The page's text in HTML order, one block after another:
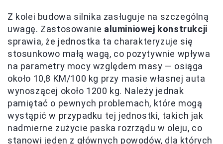
Z kolei budowa silnika zasługuje na szczególną
uwagę. Zastosowanie aluminiowej konstrukcji
sprawia, że jednostka ta charakteryzuje się
stosunkowo małą wagą, co pozytywnie wpływa
na parametry mocy względem masy — osiąga
około 10,8 KM/100 kg przy masie własnej auta
wynoszącej około 1200 kg. Należy jednak
pamiętać o pewnych problemach, które mogą
wystąpić w przypadku tej jednostki, takich jak
nadmierne zużycie paska rozrządu w oleju, co
stanowi jeden z głównych powodów, dla których